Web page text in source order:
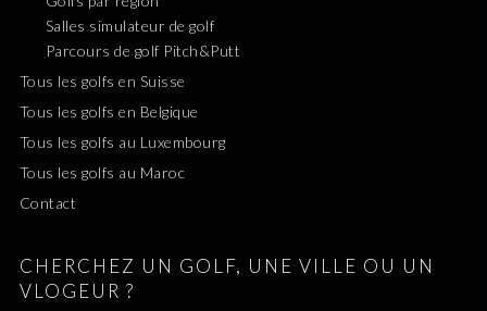
Salles simulateur de golf
Parcours de golf Pitch&Putt
Tous les golfs en Suisse
Tous les golfs en Belgique
Tous les golfs au Luxembourg
Tous les golfs au Maroc
Contact
CHERCHEZ UN GOLF, UNE VILLE OU UN
VLOGEUR ?